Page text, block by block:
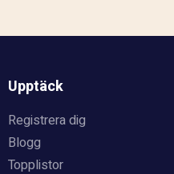
Upptäck
Registrera dig
Blogg
Topplistor